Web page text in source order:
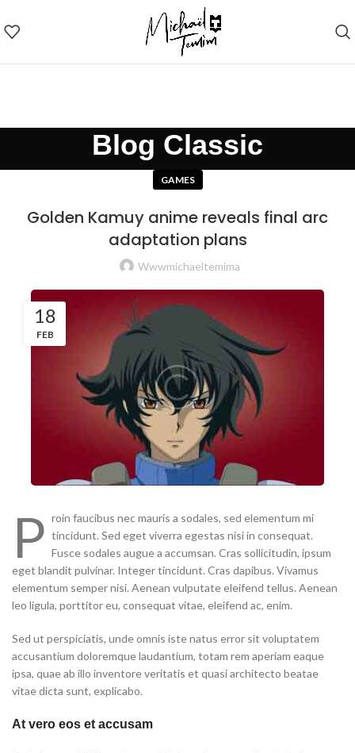
Blog Classic
GAMES
Golden Kamuy anime reveals final arc
adaptation plans
Wwwmichaeltemima
18
FEB
P roin faucibus nec mauris a sodales, sed elementum mi
tincidunt. Sed eget viverra egestas nisi in consequat.
Fusce sodales augue a accumsan. Cras sollicitudin, ipsum
eget blandit pulvinar. Integer tincidunt. Cras dapibus. Vivamus
elementum semper nisi. Aenean vulputate eleifend tellus. Aenean
leo ligula, porttitor eu, consequat vitae, eleifend ac, enim.
Sed ut perspiciatis, unde omnis iste natus error sit voluptatem
accusantium doloremque laudantium, totam rem aperiam eaque
ipsa, quae ab illo inventore veritatis et quasi architecto beatae
vitae dicta sunt, explicabo.
At vero eos et accusam